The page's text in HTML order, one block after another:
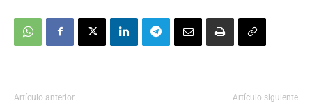
Artículo anterior Artículo siguiente